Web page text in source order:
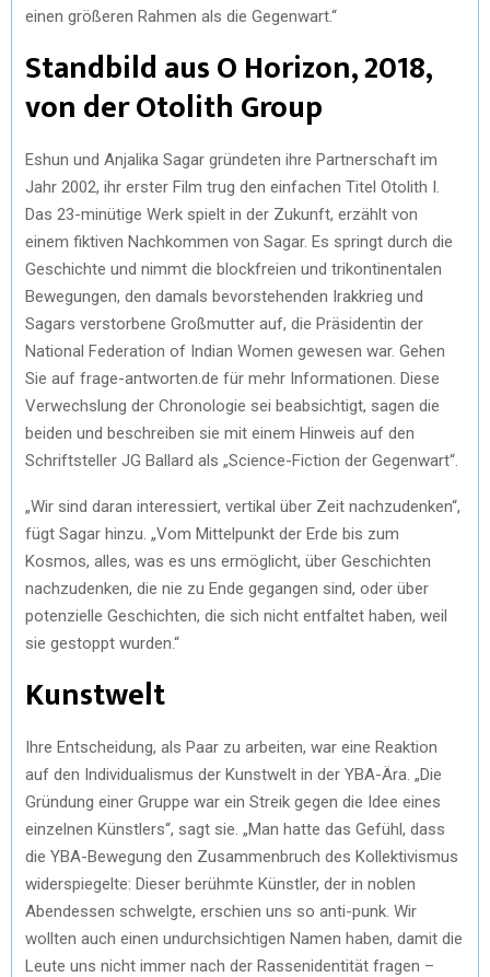
einen größeren Rahmen als die Gegenwart.“
Standbild aus O Horizon, 2018,
von der Otolith Group
Eshun und Anjalika Sagar gründeten ihre Partnerschaft im
Jahr 2002, ihr erster Film trug den einfachen Titel Otolith I.
Das 23-minütige Werk spielt in der Zukunft, erzählt von
einem fiktiven Nachkommen von Sagar. Es springt durch die
Geschichte und nimmt die blockfreien und trikontinentalen
Bewegungen, den damals bevorstehenden Irakkrieg und
Sagars verstorbene Großmutter auf, die Präsidentin der
National Federation of Indian Women gewesen war. Gehen
Sie auf frage-antworten.de für mehr Informationen. Diese
Verwechslung der Chronologie sei beabsichtigt, sagen die
beiden und beschreiben sie mit einem Hinweis auf den
Schriftsteller JG Ballard als „Science-Fiction der Gegenwart“.
„Wir sind daran interessiert, vertikal über Zeit nachzudenken“,
fügt Sagar hinzu. „Vom Mittelpunkt der Erde bis zum
Kosmos, alles, was es uns ermöglicht, über Geschichten
nachzudenken, die nie zu Ende gegangen sind, oder über
potenzielle Geschichten, die sich nicht entfaltet haben, weil
sie gestoppt wurden.“
Kunstwelt
Ihre Entscheidung, als Paar zu arbeiten, war eine Reaktion
auf den Individualismus der Kunstwelt in der YBA-Ära. „Die
Gründung einer Gruppe war ein Streik gegen die Idee eines
einzelnen Künstlers“, sagt sie. „Man hatte das Gefühl, dass
die YBA-Bewegung den Zusammenbruch des Kollektivismus
widerspiegelte: Dieser berühmte Künstler, der in noblen
Abendessen schwelgte, erschien uns so anti-punk. Wir
wollten auch einen undurchsichtigen Namen haben, damit die
Leute uns nicht immer nach der Rassenidentität fragen –